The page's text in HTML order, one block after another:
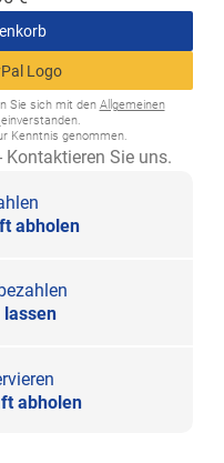
Sie sich mit den Allgemeinen
einverstanden.
Kenntnis genommen.
Kontaktieren Sie uns.
abholen
lassen
abholen